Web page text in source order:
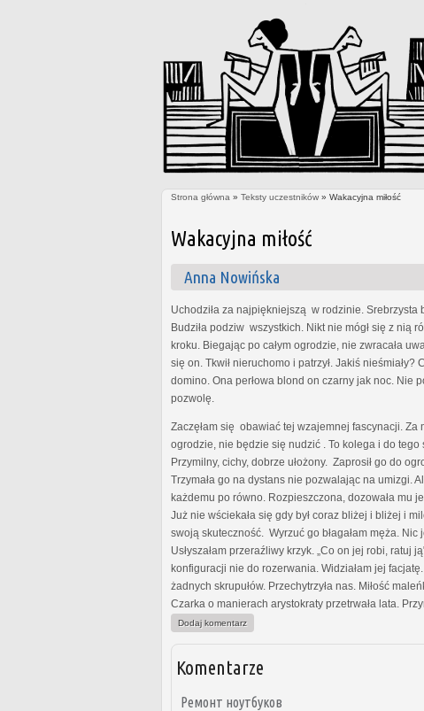
Strona główna » Teksty uczestników » Wakacyjna miłość
Wakacyjna miłość
Anna Nowińska
Uchodziła za najpiękniejszą w rodzinie. Srebrzysta
Budziła podziw wszystkich. Nikt nie mógł się z nią
kroku. Biegając po całym ogrodzie, nie zwracała
się on. Tkwił nieruchomo i patrzył. Jakiś
domino. Ona perłowa blond on czarny jak noc. Nie
pozwolę.
Zaczęłam się obawiać tej wzajemnej fascynacji. Za
ogrodzie, nie będzie się nudzić . To kolega i do
Przymilny, cichy, dobrze ułożony. Zaprosił go do
Trzymała go na dystans nie pozwalając na umizgi.
każdemu po równo. Rozpieszczona, dozowała mu
Już nie wściekała się gdy był coraz bliżej i bliżej i
swoją skuteczność. Wyrzuć go błagałam męża.
Usłyszałam przeraźliwy krzyk. „Co on jej robi, ratuj
konfiguracji nie do rozerwania. Widziałam jej
żadnych skrupułów. Przechytrzyła nas. Miłość
Czarka o manierach arystokraty przetrwała lata.
Dodaj komentarz
Komentarze
Ремонт ноутбуков